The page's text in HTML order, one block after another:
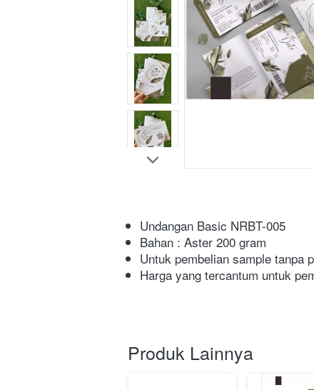
Undangan Basic NRBT-005
Bahan : Aster 200 gram
Untuk pembelian sample tanpa
Harga yang tercantum untuk
Produk Lainnya